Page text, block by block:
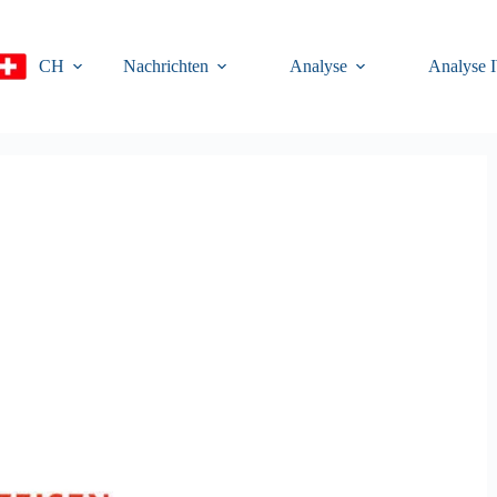
CH
Nachrichten Analyse Analyse